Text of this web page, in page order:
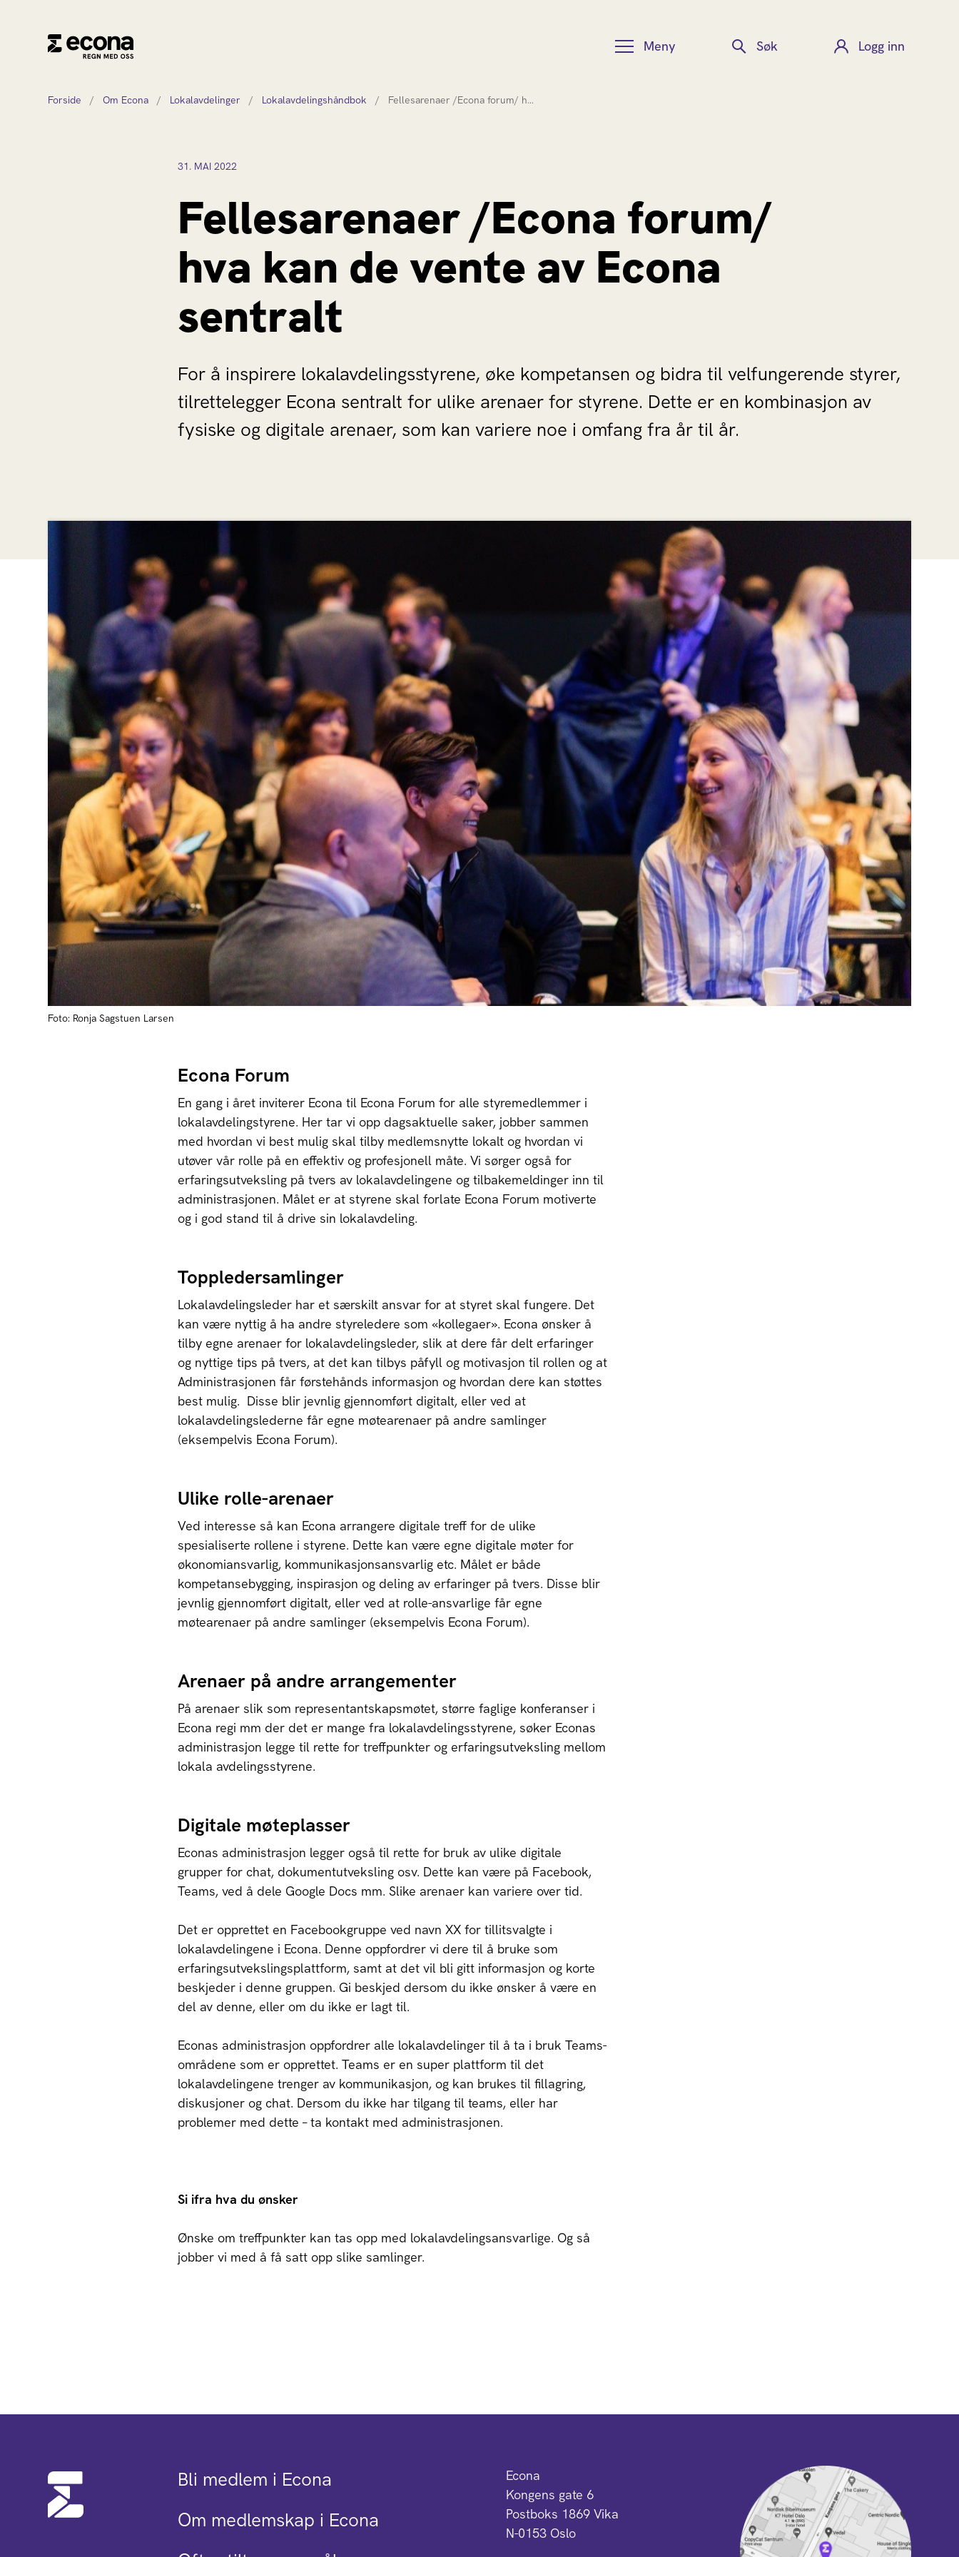
Meny Søk Logg inn
Forside / Om Econa / Lokalavdelinger / Lokalavdelingshåndbok / Fellesarenaer /Econa forum/ h…
31. MAI 2022
Fellesarenaer /Econa forum/
hva kan de vente av Econa
sentralt
For å inspirere lokalavdelingsstyrene, øke kompetansen og bidra til velfungerende styrer,
tilrettelegger Econa sentralt for ulike arenaer for styrene. Dette er en kombinasjon av
fysiske og digitale arenaer, som kan variere noe i omfang fra år til år.
Foto: Ronja Sagstuen Larsen
Econa Forum
En gang i året inviterer Econa til Econa Forum for alle styremedlemmer i
lokalavdelingstyrene. Her tar vi opp dagsaktuelle saker, jobber sammen
med hvordan vi best mulig skal tilby medlemsnytte lokalt og hvordan vi
utøver vår rolle på en effektiv og profesjonell måte. Vi sørger også for
erfaringsutveksling på tvers av lokalavdelingene og tilbakemeldinger inn til
administrasjonen. Målet er at styrene skal forlate Econa Forum motiverte
og i god stand til å drive sin lokalavdeling.
Toppledersamlinger
Lokalavdelingsleder har et særskilt ansvar for at styret skal fungere. Det
kan være nyttig å ha andre styreledere som «kollegaer». Econa ønsker å
tilby egne arenaer for lokalavdelingsleder, slik at dere får delt erfaringer
og nyttige tips på tvers, at det kan tilbys påfyll og motivasjon til rollen og at
Administrasjonen får førstehånds informasjon og hvordan dere kan støttes
best mulig. Disse blir jevnlig gjennomført digitalt, eller ved at
lokalavdelingslederne får egne møtearenaer på andre samlinger
(eksempelvis Econa Forum).
Ulike rolle-arenaer
Ved interesse så kan Econa arrangere digitale treff for de ulike
spesialiserte rollene i styrene. Dette kan være egne digitale møter for
økonomiansvarlig, kommunikasjonsansvarlig etc. Målet er både
kompetansebygging, inspirasjon og deling av erfaringer på tvers. Disse blir
jevnlig gjennomført digitalt, eller ved at rolle-ansvarlige får egne
møtearenaer på andre samlinger (eksempelvis Econa Forum).
Arenaer på andre arrangementer
På arenaer slik som representantskapsmøtet, større faglige konferanser i
Econa regi mm der det er mange fra lokalavdelingsstyrene, søker Econas
administrasjon legge til rette for treffpunkter og erfaringsutveksling mellom
lokala avdelingsstyrene.
Digitale møteplasser
Econas administrasjon legger også til rette for bruk av ulike digitale
grupper for chat, dokumentutveksling osv. Dette kan være på Facebook,
Teams, ved å dele Google Docs mm. Slike arenaer kan variere over tid.
Det er opprettet en Facebookgruppe ved navn XX for tillitsvalgte i
lokalavdelingene i Econa. Denne oppfordrer vi dere til å bruke som
erfaringsutvekslingsplattform, samt at det vil bli gitt informasjon og korte
beskjeder i denne gruppen. Gi beskjed dersom du ikke ønsker å være en
del av denne, eller om du ikke er lagt til.
Econas administrasjon oppfordrer alle lokalavdelinger til å ta i bruk Teams-
områdene som er opprettet. Teams er en super plattform til det
lokalavdelingene trenger av kommunikasjon, og kan brukes til fillagring,
diskusjoner og chat. Dersom du ikke har tilgang til teams, eller har
problemer med dette – ta kontakt med administrasjonen.
Si ifra hva du ønsker
Ønske om treffpunkter kan tas opp med lokalavdelingsansvarlige. Og så
jobber vi med å få satt opp slike samlinger.
Bli medlem i Econa
Om medlemskap i Econa
Econa
Kongens gate 6
Postboks 1869 Vika
N-0153 Oslo